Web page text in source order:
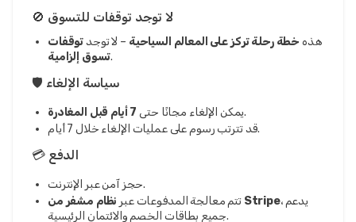
🚫 لا توجد توقفات للتسوق
هذه خطة رحلة تركز على المعالم السياحية – لا توجدتوقفات
تسوق إلزامية.
🛡️ سياسة الإلغاء
يمكن الإلغاء مجانًا حتى 7 أيام قبل المغادرة
.
قد تترتب رسوم على عمليات الإلغاء خلال 7 أيام.
💳 الدفع
حجز آمن عبر الإنترنت.
تتم معالجة المدفوعات عبرنظام مشفر من Stripe، يدعم
جميع بطاقات الخصم والائتمان الرئيسية.